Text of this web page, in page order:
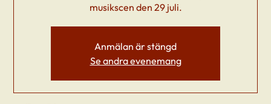
musikscen den 29 juli.
Anmälan är stängd
Se andra evenemang